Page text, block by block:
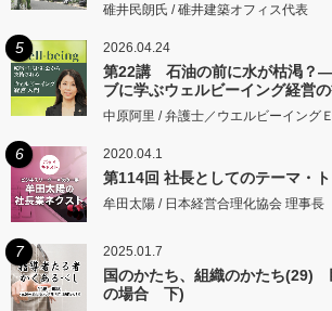
碓井民朗氏 / 碓井建築オフィス代表
5 2026.04.24
第22講 石油の前に水が枯渇？―
ブに学ぶウェルビーイング経営
中原阿里 / 弁護士／ウエルビーイング
6 2020.04.1
第114回 社長としてのテーマ・
牟田太陽 / 日本経営合理化協会 理事長
7 2025.01.7
国のかたち、組織のかたち(29)
の場合 下)